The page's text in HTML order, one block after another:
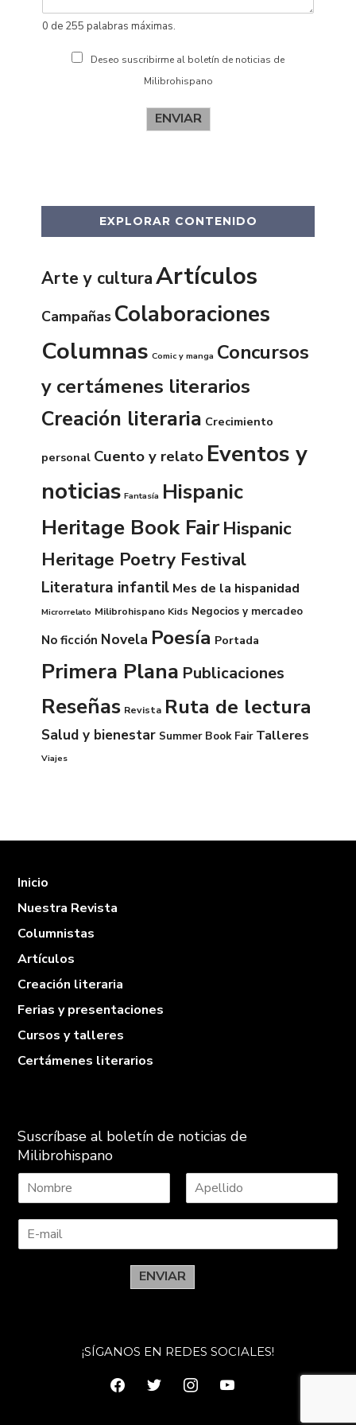
0 de 255 palabras máximas.
Deseo suscribirme al boletín de noticias de
Milibrohispano
ENVIAR
EXPLORAR CONTENIDO
Arte y culturaArtículos
Campañas Colaboraciones
Columnas Comic y manga Concursos
y certámenes literarios
Creación literaria Crecimiento
personal Cuento y relato Eventos y
noticias Fantasía Hispanic
Heritage Book FairHispanic
Heritage Poetry Festival
Literatura infantil Mes de la hispanidad
Microrrelato Milibrohispano Kids Negocios y mercadeo
No ficción Novela Poesía Portada
Primera Plana Publicaciones
Reseñas Revista Ruta de lectura
Salud y bienestar Summer Book Fair Talleres
Viajes
Inicio
Nuestra Revista
Columnistas
Artículos
Creación literaria
Ferias y presentaciones
Cursos y talleres
Certámenes literarios
Suscríbase al boletín de noticias de
Milibrohispano
o
b
p
l
d
ENVIAR
¡SÍGANOS EN REDES SOCIALES!
facebooktwitterinstagramyoutube